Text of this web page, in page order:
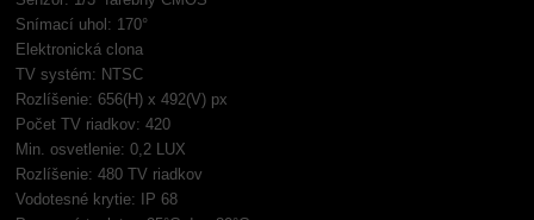
Snímací uhol: 170°
Elektronická clona
TV systém: NTSC
Rozlíšenie: 656(H) x 492(V) px
Počet TV riadkov: 420
Min. osvetlenie: 0,2 LUX
Rozlíšenie: 480 TV riadkov
Vodotesné krytie: IP 68